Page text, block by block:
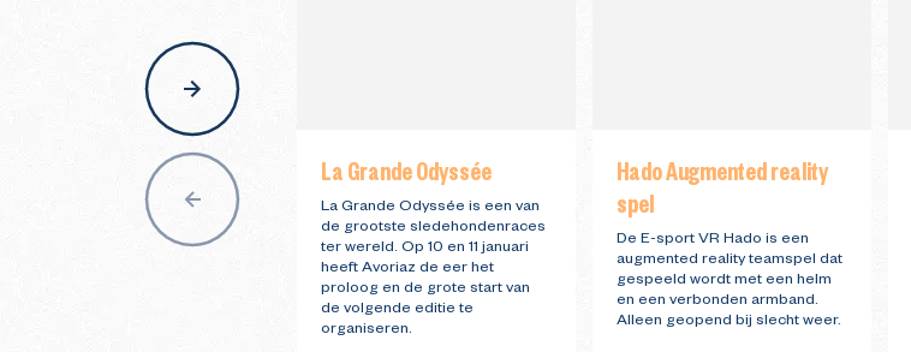
nav
La Grande Odyssée
La Grande Odyssée is een van
de grootste sledehondenraces
ter wereld. Op 10 en 11 januari
heeft Avoriaz de eer het
proloog en de grote start van
de volgende editie te
organiseren.
Hado Augmented reality
spel
De E-sport VR Hado is een
augmented reality teamspel dat
gespeeld wordt met een helm
en een verbonden armband.
Alleen geopend bij slecht weer.